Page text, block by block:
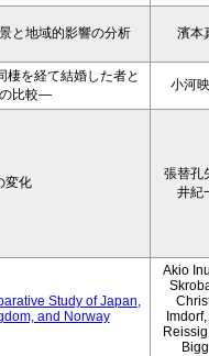
と地域的影響の分析 濱本
を経て結婚した者と
の比較―
小河
変化
張替孔
井紀
Study of Japan,
and Norway
Akio